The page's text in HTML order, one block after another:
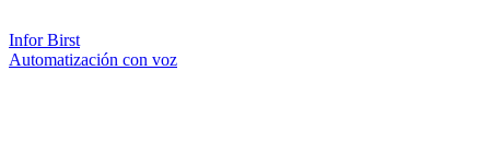
Infor Birst
Automatización con voz